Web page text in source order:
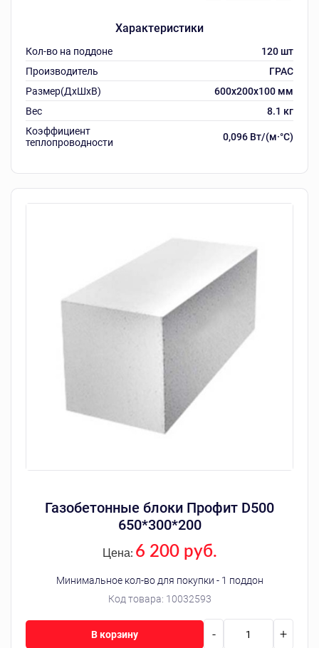
Характеристики
Кол-во на поддоне
120 шт
Производитель
ГРАС
Размер(ДхШхВ)
600х200х100 мм
Вес
8.1 кг
Коэффициент
теплопроводности
0,096 Вт/(м·°C)
Газобетонные блоки Профит D500
650*300*200
Код товара: 10032593
Цена: 6 200 руб.
Минимальное кол-во для покупки - 1 поддон
- +
В корзину